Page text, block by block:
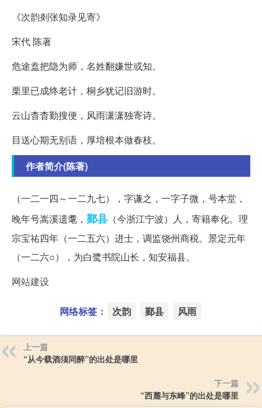
《次韵剡张知录见寄》
宋代 陈著
危途盍把隐为师，名姓翻嫌世或知。
栗里已成终老计，桐乡犹记旧游时。
云山杳杳勤搜便，风雨潇潇独寄诗。
目送心期无别语，厚培根本做春枝。
作者简介(陈著)
（一二一四～一二九七），字谦之，一字子微，号本堂，
晚年号嵩溪遗耄， 鄞县 （今浙江宁波）人，寄籍奉化。理
宗宝祐四年（一二五六）进士，调监饶州商税。景定元年
（一二六○），为白鹭书院山长，知安福县。
网站建设
网络标签： 次韵 鄞县 风雨
上一篇
“从今载酒须同醉”的出处是哪里
下一篇
“西麓与东峰”的出处是哪里